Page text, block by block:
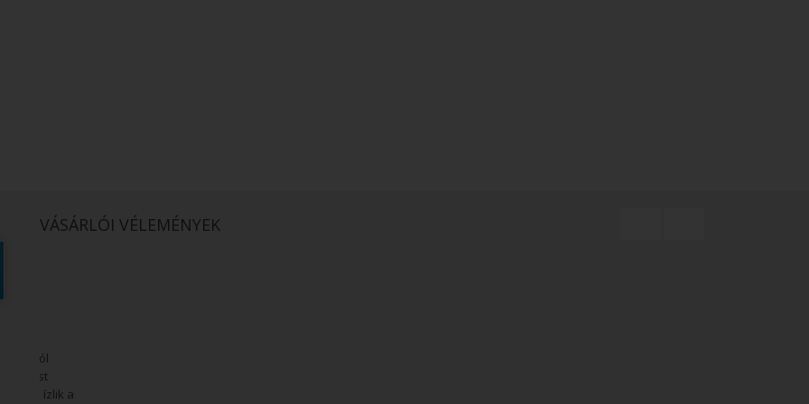
VÁSÁRLÓI VÉLEMÉNYEK
de most
ízlik a